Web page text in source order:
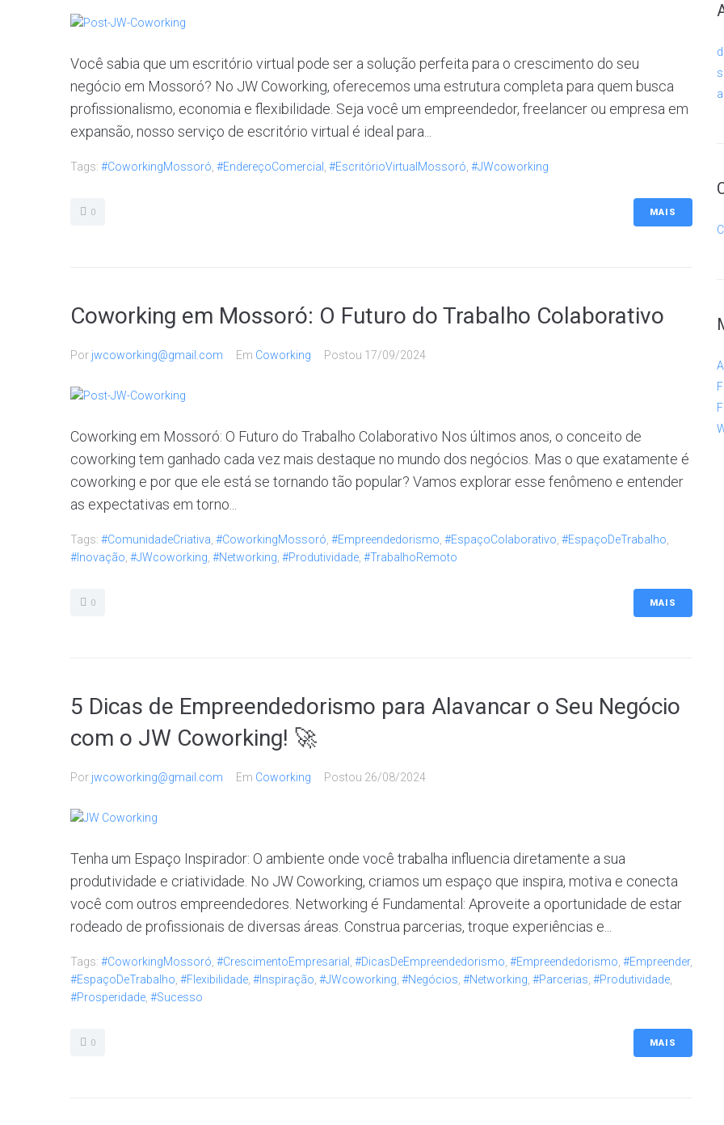
Você sabia que um escritório virtual pode ser a solução perfeita para o crescimento do seu
negócio em Mossoró? No JW Coworking, oferecemos uma estrutura completa para quem busca
profissionalismo, economia e flexibilidade. Seja você um empreendedor, freelancer ou empresa em
expansão, nosso serviço de escritório virtual é ideal para...
Tags: #CoworkingMossoró #EndereçoComercial #EscritórioVirtualMossoró #JWcoworking
0 MAIS
Coworking em Mossoró: O Futuro do Trabalho Colaborativo
Por jwcoworking@gmail.com Em Coworking Postou 17/09/2024
Coworking em Mossoró: O Futuro do Trabalho Colaborativo Nos últimos anos, o conceito de
coworking tem ganhado cada vez mais destaque no mundo dos negócios. Mas o que exatamente é
coworking e por que ele está se tornando tão popular? Vamos explorar esse fenômeno e entender
as expectativas em torno...
Tags: #ComunidadeCriativa #CoworkingMossoró #Empreendedorismo #EspaçoColaborativo #EspaçoDeTrabalho
#Inovação #JWcoworking #Networking #Produtividade #TrabalhoRemoto
0 MAIS
5 Dicas de Empreendedorismo para Alavancar o Seu Negócio
com o JW Coworking! 🚀
Por jwcoworking@gmail.com Em Coworking Postou 26/08/2024
Tenha um Espaço Inspirador: O ambiente onde você trabalha influencia diretamente a sua
produtividade e criatividade. No JW Coworking, criamos um espaço que inspira, motiva e conecta
você com outros empreendedores. Networking é Fundamental: Aproveite a oportunidade de estar
rodeado de profissionais de diversas áreas. Construa parcerias, troque experiências e...
Tags: #CoworkingMossoró #CrescimentoEmpresarial #DicasDeEmpreendedorismo #Empreendedorismo #Empreender,
#EspaçoDeTrabalho #Flexibilidade #Inspiração #JWcoworking #Negócios #Networking #Parcerias #Produtividade
#Prosperidade #Sucesso
0 MAIS